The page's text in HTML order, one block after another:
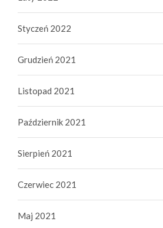
Styczeń 2022
Grudzień 2021
Listopad 2021
Październik 2021
Sierpień 2021
Czerwiec 2021
Maj 2021